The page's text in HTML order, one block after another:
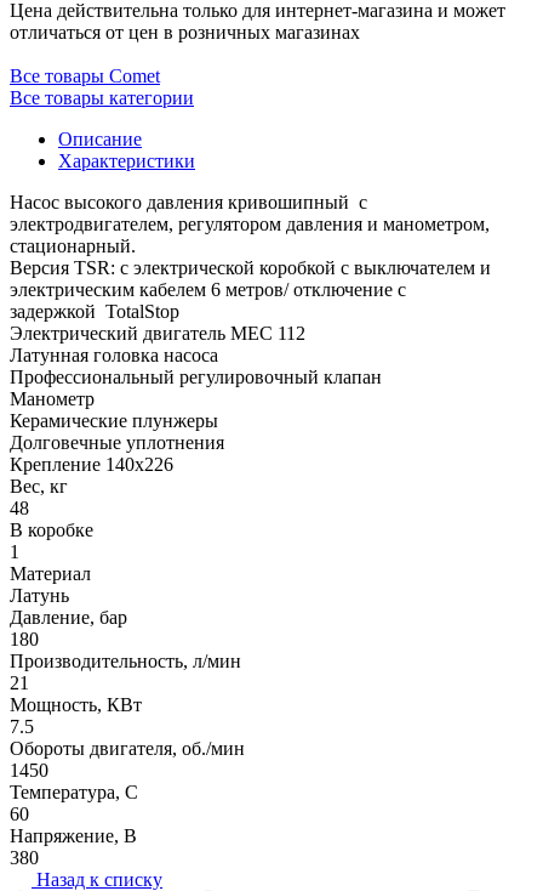
Цена действительна только для интернет-магазина и может
отличаться от цен в розничных магазинах
Все товары Comet
Все товары категории
Описание
Характеристики
Насос высокого давления кривошипный с
электродвигателем, регулятором давления и манометром,
стационарный.
Версия TSR: с электрической коробкой с выключателем и
электрическим кабелем 6 метров/ отключение с
задержкой TotalStop
Электрический двигатель MEC 112
Латунная головка насоса
Профессиональный регулировочный клапан
Манометр
Керамические плунжеры
Долговечные уплотнения
Крепление 140x226
Вес, кг
48
В коробке
1
Материал
Латунь
Давление, бар
180
Производительность, л/мин
21
Мощность, КВт
7.5
Обороты двигателя, об./мин
1450
Температура, C
60
Напряжение, В
380
Назад к списку